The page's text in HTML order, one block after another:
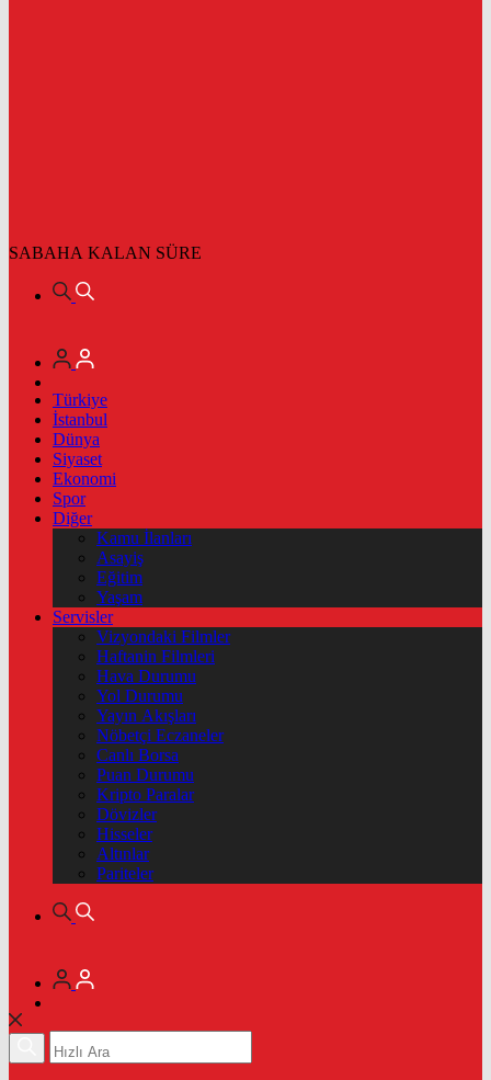
SABAHA KALAN SÜRE
Türkiye
İstanbul
Dünya
Siyaset
Ekonomi
Spor
Diğer
Kamu İlanları
Asayiş
Eğitim
Yaşam
Servisler
Vizyondaki Filmler
Haftanin Filmleri
Hava Durumu
Yol Durumu
Yayın Akışları
Nöbetçi Eczaneler
Canlı Borsa
Puan Durumu
Kripto Paralar
Dövizler
Hisseler
Altınlar
Pariteler